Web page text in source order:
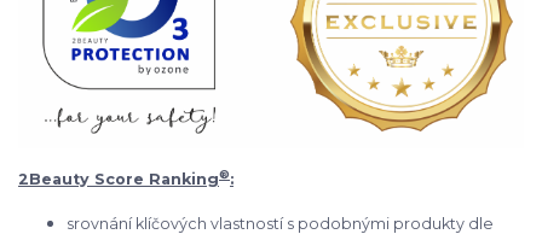
2Beauty Score Ranking®:
srovnání klíčových vlastností s podobnými produkty dle